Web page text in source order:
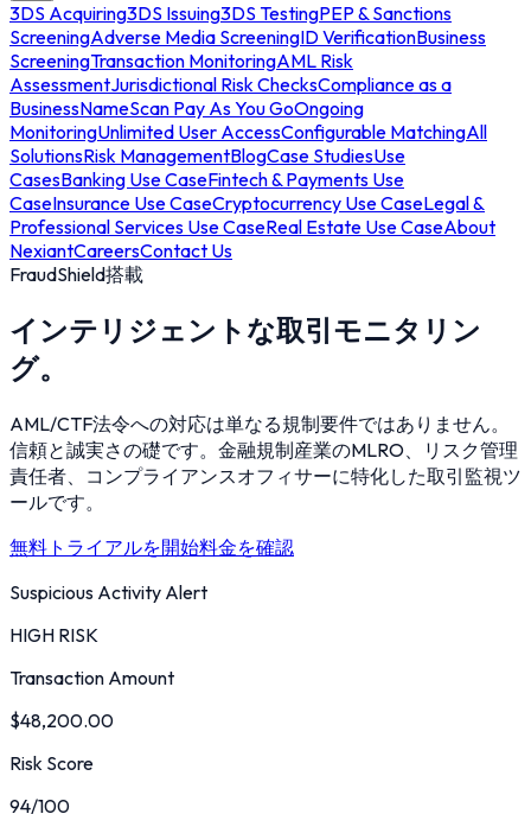
3DS Acquiring3DS Issuing3DS TestingPEP & Sanctions
ScreeningAdverse Media ScreeningID VerificationBusiness
ScreeningTransaction MonitoringAML Risk
AssessmentJurisdictional Risk ChecksCompliance as a
BusinessNameScan Pay As You GoOngoing
MonitoringUnlimited User AccessConfigurable MatchingAll
SolutionsRisk ManagementBlogCase StudiesUse
CasesBanking Use CaseFintech & Payments Use
CaseInsurance Use CaseCryptocurrency Use CaseLegal &
Professional Services Use CaseReal Estate Use CaseAbout
NexiantCareersContact Us
FraudShield搭載
インテリジェントな取引モニタリン
グ。
AML/CTF法令への対応は単なる規制要件ではありません。
信頼と誠実さの礎です。金融規制産業のMLRO、リスク管理
責任者、コンプライアンスオフィサーに特化した取引監視ツ
ールです。
無料トライアルを開始料金を確認
Suspicious Activity Alert
HIGH RISK
Transaction Amount
$48,200.00
Risk Score
94/100